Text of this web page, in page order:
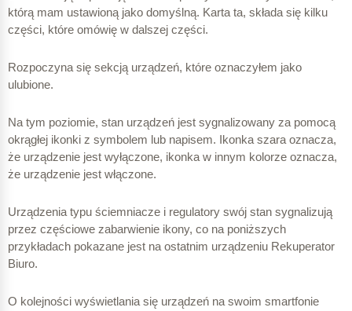
którą mam ustawioną jako domyślną. Karta ta, składa się kilku
części, które omówię w dalszej części.
Rozpoczyna się sekcją urządzeń, które oznaczyłem jako
ulubione.
Na tym poziomie, stan urządzeń jest sygnalizowany za pomocą
okrągłej ikonki z symbolem lub napisem. Ikonka szara oznacza,
że urządzenie jest wyłączone, ikonka w innym kolorze oznacza,
że urządzenie jest włączone.
Urządzenia typu ściemniacze i regulatory swój stan sygnalizują
przez częściowe zabarwienie ikony, co na poniższych
przykładach pokazane jest na ostatnim urządzeniu Rekuperator
Biuro.
O kolejności wyświetlania się urządzeń na swoim smartfonie